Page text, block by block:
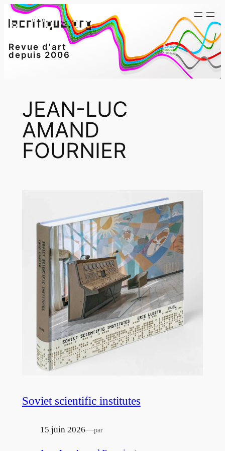
Aller
au
Revue d'art
depuis 2006
JEAN-LUC
AMAND
FOURNIER
Soviet scientific institutes
15 juin 2026—par